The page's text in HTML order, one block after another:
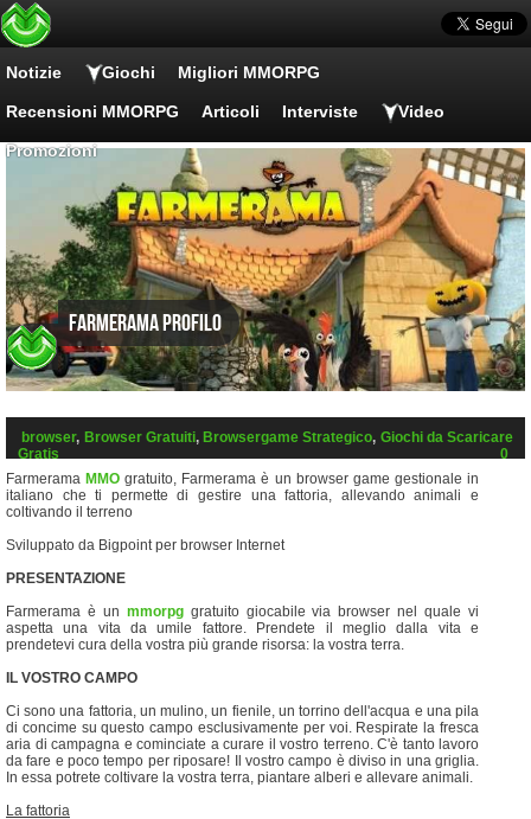
Notizie Giochi Migliori MMORPG
Recensioni MMORPG Articoli Interviste Video
Promozioni
Farmerama Profilo
browser, Browser Gratuiti, Browsergame Strategico, Giochi da Scaricare
Gratis
0
Farmerama MMO gratuito, Farmerama è un browser game gestionale in
italiano che ti permette di gestire una fattoria, allevando animali e
coltivando il terreno
Sviluppato da Bigpoint per browser Internet
PRESENTAZIONE
Farmerama è un mmorpggratuito giocabile via browser nel quale vi
aspetta una vita da umile fattore. Prendete il meglio dalla vita e
prendetevi cura della vostra più grande risorsa: la vostra terra.
IL VOSTRO CAMPO
Ci sono una fattoria, un mulino, un fienile, un torrino dell'acqua e una pila
di concime su questo campo esclusivamente per voi. Respirate la fresca
aria di campagna e cominciate a curare il vostro terreno. C'è tanto lavoro
da fare e poco tempo per riposare! Il vostro campo è diviso in una griglia.
In essa potrete coltivare la vostra terra, piantare alberi e allevare animali.
La fattoria